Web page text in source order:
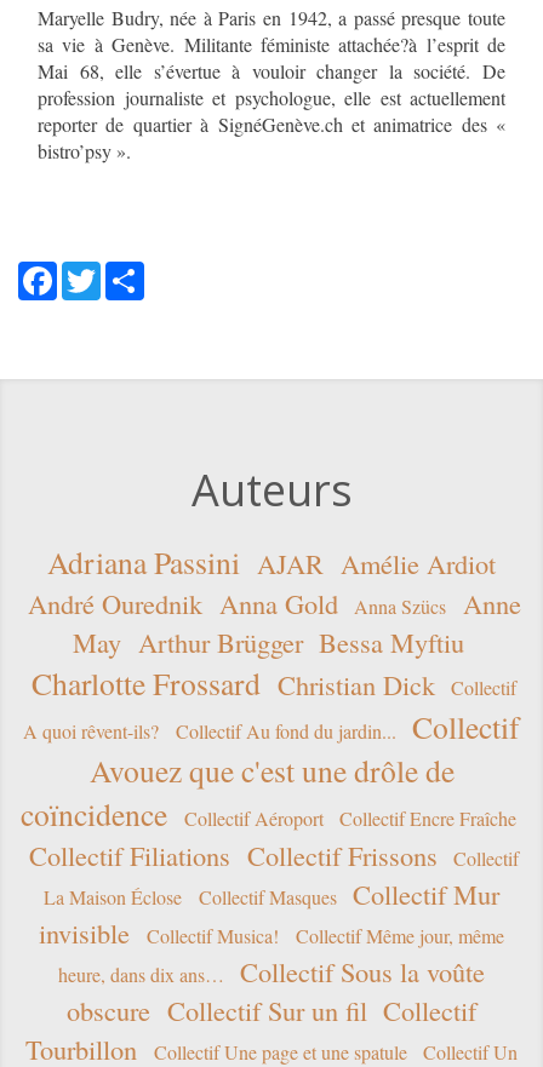
Maryelle Budry, née à Paris en 1942, a passé presque toute
sa vie à Genève. Militante féministe attachée?à l’esprit de
Mai 68, elle s’évertue à vouloir changer la société. De
profession journaliste et psychologue, elle est actuellement
reporter de quartier à SignéGenève.ch et animatrice des «
bistro’psy ».
Facebook
Twitter
Auteurs
Adriana Passini AJAR Amélie Ardiot
André Ourednik Anna Gold Anna Szücs
Anne
May Arthur Brügger Bessa Myftiu
Charlotte Frossard Christian Dick
Collectif
A quoi rêvent-ils?
Collectif Au fond du jardin...
Collectif
Avouez que c'est une drôle de
coïncidence
Collectif Aéroport Collectif Encre Fraîche
Collectif Filiations Collectif Frissons
Collectif
La Maison Éclose
Collectif Masques
Collectif Mur
invisible
Collectif Musica!
Collectif Même jour, même
heure, dans dix ans…
Collectif Sous la voûte
obscure Collectif Sur un fil Collectif
Tourbillon
Collectif Une page et une spatule
Collectif Un